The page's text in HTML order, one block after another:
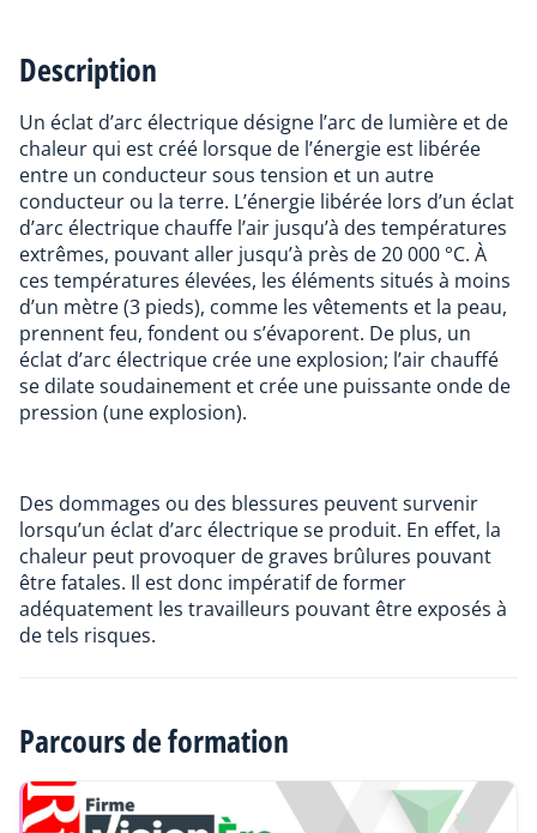
Description
Un éclat d’arc électrique désigne l’arc de lumière et de
chaleur qui est créé lorsque de l’énergie est libérée
entre un conducteur sous tension et un autre
conducteur ou la terre. L’énergie libérée lors d’un éclat
d’arc électrique chauffe l’air jusqu’à des températures
extrêmes, pouvant aller jusqu’à près de 20 000 °C. À
ces températures élevées, les éléments situés à moins
d’un mètre (3 pieds), comme les vêtements et la peau,
prennent feu, fondent ou s’évaporent. De plus, un
éclat d’arc électrique crée une explosion; l’air chauffé
se dilate soudainement et crée une puissante onde de
pression (une explosion).
Des dommages ou des blessures peuvent survenir
lorsqu’un éclat d’arc électrique se produit. En effet, la
chaleur peut provoquer de graves brûlures pouvant
être fatales. Il est donc impératif de former
adéquatement les travailleurs pouvant être exposés à
de tels risques.
Parcours de formation